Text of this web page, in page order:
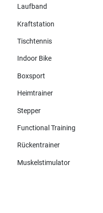
Laufband
Kraftstation
Tischtennis
Indoor Bike
Boxsport
Heimtrainer
Stepper
Functional Training
Rückentrainer
Muskelstimulator